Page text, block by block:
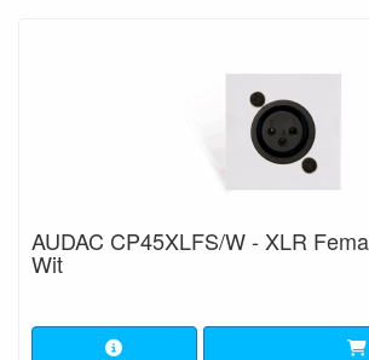
AUDAC CP45XLFS/W - XLR
Wit